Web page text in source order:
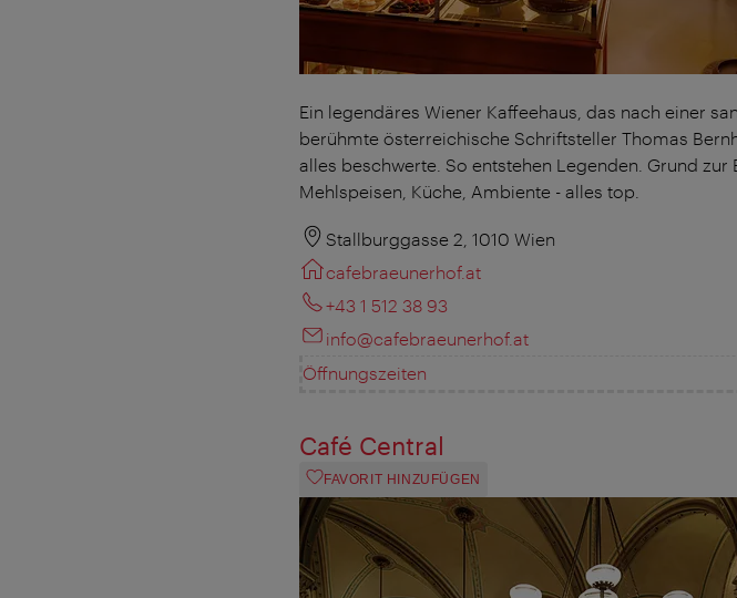
Ein legendäres Wiener Kaffeehaus, das nach einer
berühmte österreichische Schriftsteller Thomas
alles beschwerte. So entstehen Legenden. Grund
Mehlspeisen, Küche, Ambiente - alles top.
Stallburggasse 2, 1010 Wien
cafebraeunerhof.at
+43 1 512 38 93
info@cafebraeunerhof.at
Öffnungszeiten
Café Central
FAVORIT HINZUFÜGEN